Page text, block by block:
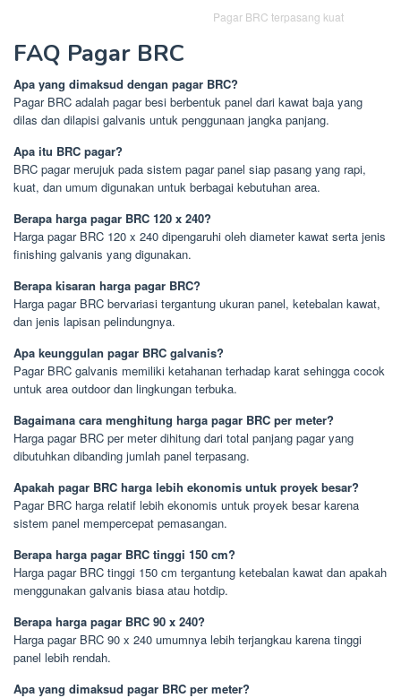
Pagar BRC terpasang kuat
FAQ Pagar BRC
Apa yang dimaksud dengan pagar BRC?
Pagar BRC adalah pagar besi berbentuk panel dari kawat baja yang
dilas dan dilapisi galvanis untuk penggunaan jangka panjang.
Apa itu BRC pagar?
BRC pagar merujuk pada sistem pagar panel siap pasang yang rapi,
kuat, dan umum digunakan untuk berbagai kebutuhan area.
Berapa harga pagar BRC 120 x 240?
Harga pagar BRC 120 x 240 dipengaruhi oleh diameter kawat serta jenis
finishing galvanis yang digunakan.
Berapa kisaran harga pagar BRC?
Harga pagar BRC bervariasi tergantung ukuran panel, ketebalan kawat,
dan jenis lapisan pelindungnya.
Apa keunggulan pagar BRC galvanis?
Pagar BRC galvanis memiliki ketahanan terhadap karat sehingga cocok
untuk area outdoor dan lingkungan terbuka.
Bagaimana cara menghitung harga pagar BRC per meter?
Harga pagar BRC per meter dihitung dari total panjang pagar yang
dibutuhkan dibanding jumlah panel terpasang.
Apakah pagar BRC harga lebih ekonomis untuk proyek besar?
Pagar BRC harga relatif lebih ekonomis untuk proyek besar karena
sistem panel mempercepat pemasangan.
Berapa harga pagar BRC tinggi 150 cm?
Harga pagar BRC tinggi 150 cm tergantung ketebalan kawat dan apakah
menggunakan galvanis biasa atau hotdip.
Berapa harga pagar BRC 90 x 240?
Harga pagar BRC 90 x 240 umumnya lebih terjangkau karena tinggi
panel lebih rendah.
Apa yang dimaksud pagar BRC per meter?